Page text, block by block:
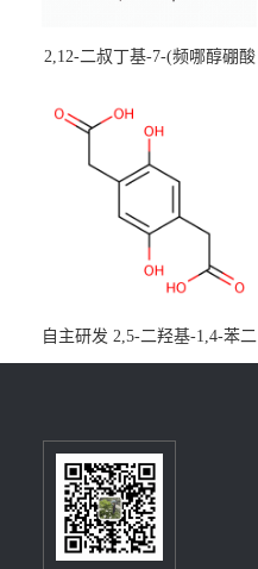
2,12-二叔丁基-7-(频哪醇硼酸
[3,2,1-de]蒽CAS号2648896-
装，实验室现货直发
自主研发 2,5-二羟基-1,4-苯二
乙酸CAS号5488-16-4；公斤
百公斤级可供应